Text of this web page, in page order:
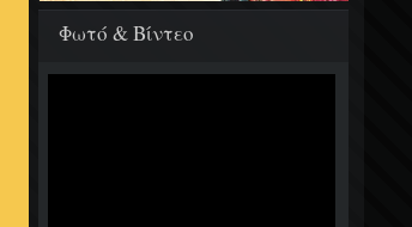
Φωτό & Βίντεο